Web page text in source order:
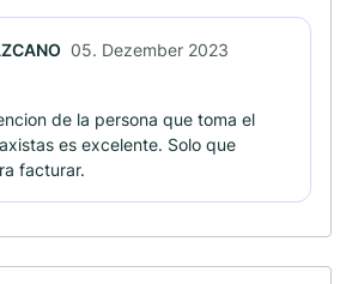
05. Dezember 2023
de la persona que toma el
es excelente. Solo que
facturar.